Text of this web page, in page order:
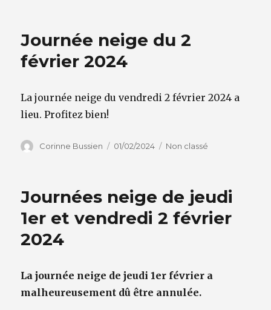
Journée neige du 2
février 2024
La journée neige du vendredi 2 février 2024 a
lieu. Profitez bien!
Auteur
Corinne Bussien
Publié
01/02/2024 Catégories
Non classé
Journées neige de jeudi
1er et vendredi 2 février
2024
La journée neige de jeudi 1er février a
malheureusement dû être annulée.